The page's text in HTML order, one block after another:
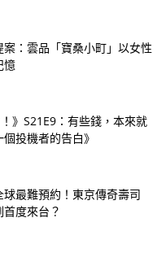
：雲品「寶桑小町」以女性
憶
》S21E9：有些錢，本來就
投機者的告白》
最難預約！東京傳奇壽司
首度來台？